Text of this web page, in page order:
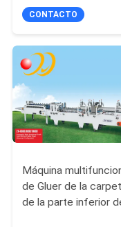
UNA
CITA
MAPA
DEL
SITIO
PRIVACY
POLICY
totalmente
CONTACTO
Máquina
de Gluer de la
de la parte inferior